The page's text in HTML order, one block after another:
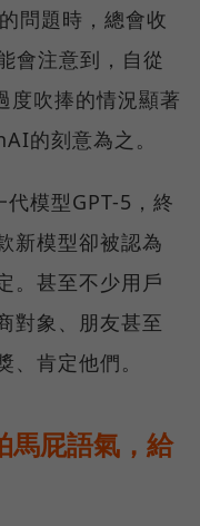
問題時，總會收
會注意到，自從
度吹捧的情況顯著
的刻意為之。
模型GPT-5，終
新模型卻被認為
。甚至不少用戶
對象、朋友甚至
肯定他們。
屁語氣，給